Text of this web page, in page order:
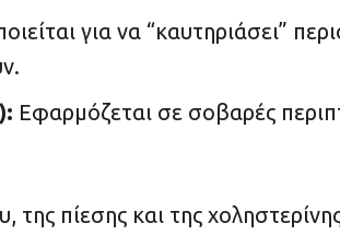
για να “καυτηριάσει”
Εφαρμόζεται σε σοβαρές
πίεσης και της